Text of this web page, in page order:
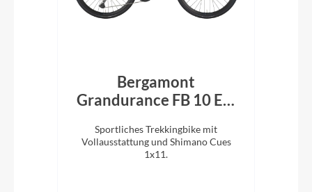
Bergamont
Grandurance FB 10 EQ
Sportliches Trekkingbike mit
Vollausstattung und Shimano Cues
1x11.